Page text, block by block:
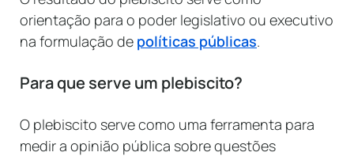
orientação para o poder legislativo ou executivo
na formulação de políticas públicas.
Para que serve um plebiscito?
O plebiscito serve como uma ferramenta para
medir a opinião pública sobre questões